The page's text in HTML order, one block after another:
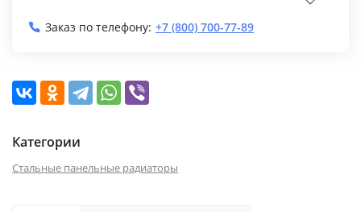
Заказ по телефону: +7 (800) 700-77-89
Категории
Стальные панельные радиаторы